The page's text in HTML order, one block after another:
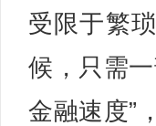
受限于繁
候，只需
金融速度”